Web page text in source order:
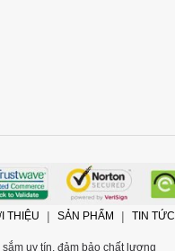
THIỆU SẢN PHẨM TIN TỨC
sắm uy tín, đảm bảo chất lượng